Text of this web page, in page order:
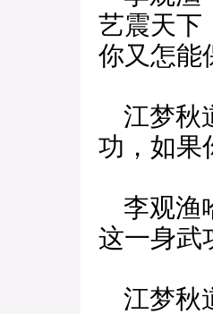
艺震天下
你又怎能
江梦秋
功，如果
李观渔
这一身武
江梦秋